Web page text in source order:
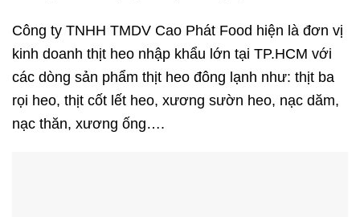
Công ty TNHH TMDV Cao Phát Food hiện là đơn vị
kinh doanh thịt heo nhập khẩu lớn tại TP.HCM với
các dòng sản phẩm thịt heo đông lạnh như: thịt ba
rọi heo, thịt cốt lết heo, xương sườn heo, nạc dăm,
nạc thăn, xương ống….